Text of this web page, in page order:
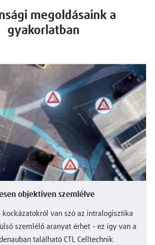
megoldásaink a
gyakorlatban
objektíven szemlélve
kockázatokról van szó az intralogisztika
szemlélő aranyat érhet - ez így van a
található CTL Celltechnik